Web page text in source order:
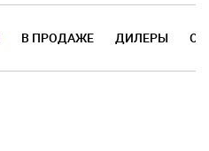
В ПРОДАЖЕ ДИЛЕРЫ